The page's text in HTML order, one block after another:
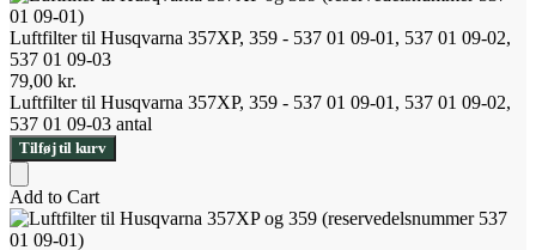
Luftfilter til Husqvarna 357XP, 359 - 537 01 09-01, 537 01 09-02,
537 01 09-03
79,00 kr.
Luftfilter til Husqvarna 357XP, 359 - 537 01 09-01, 537 01 09-02,
537 01 09-03 antal
Tilføj til kurv
Add to Cart